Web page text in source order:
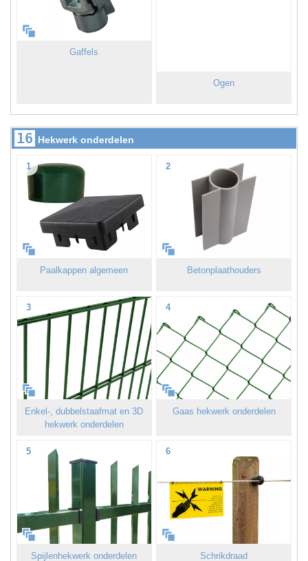
Gaffels
Ogen
16 Hekwerk onderdelen
1
Paalkappen algemeen
2
Betonplaathouders
3
Enkel-, dubbelstaafmat en 3D
hekwerk onderdelen
4
Gaas hekwerk onderdelen
5
Spijlenhekwerk onderdelen
6
Schrikdraad